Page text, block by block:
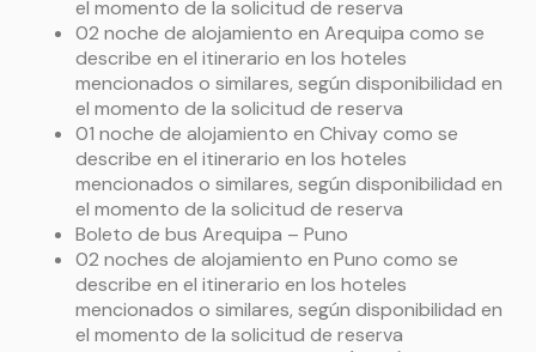
el momento de la solicitud de reserva
02 noche de alojamiento en Arequipa como se
describe en el itinerario en los hoteles
mencionados o similares, según disponibilidad en
el momento de la solicitud de reserva
01 noche de alojamiento en Chivay como se
describe en el itinerario en los hoteles
mencionados o similares, según disponibilidad en
el momento de la solicitud de reserva
Boleto de bus Arequipa – Puno
02 noches de alojamiento en Puno como se
describe en el itinerario en los hoteles
mencionados o similares, según disponibilidad en
el momento de la solicitud de reserva